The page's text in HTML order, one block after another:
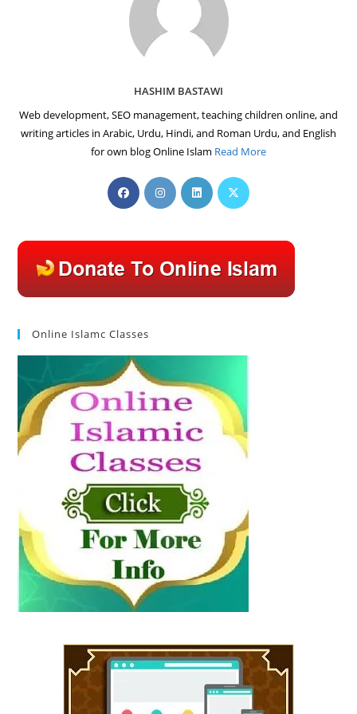
HASHIM BASTAWI
Web development, SEO management, teaching children online, and
writing articles in Arabic, Urdu, Hindi, and Roman Urdu, and English
for own blog Online Islam Read More
Opens
in
new
tab
Opens
in
new
tab
Opens
in
new
tab
Opens
new
tab
Online Islamc Classes